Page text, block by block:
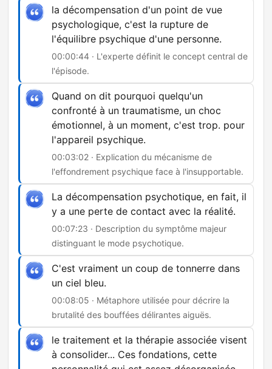
la décompensation d'un point de vue
psychologique, c'est la rupture de
l'équilibre psychique d'une personne.
00:00:44 · L'experte définit le concept central de
l'épisode.
Quand on dit pourquoi quelqu'un
confronté à un traumatisme, un choc
émotionnel, à un moment, c'est trop. pour
l'appareil psychique.
00:03:02 · Explication du mécanisme de
l'effondrement psychique face à l'insupportable.
La décompensation psychotique, en fait, il
y a une perte de contact avec la réalité.
00:07:23 · Description du symptôme majeur
distinguant le mode psychotique.
C'est vraiment un coup de tonnerre dans
un ciel bleu.
00:08:05 · Métaphore utilisée pour décrire la
brutalité des bouffées délirantes aiguës.
le traitement et la thérapie associée visent
à consolider... Ces fondations, cette